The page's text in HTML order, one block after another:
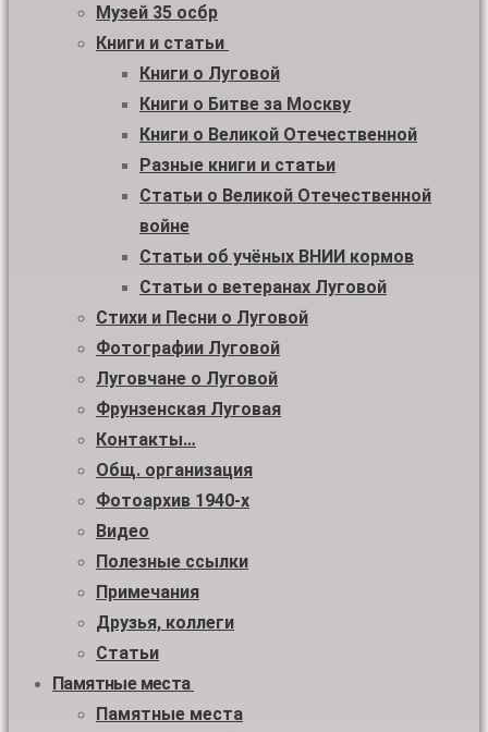
Музей 35 осбр
Книги и статьи
Книги о Луговой
Книги о Битве за Москву
Книги о Великой Отечественной
Разные книги и статьи
Статьи о Великой Отечественной
войне
Статьи об учёных ВНИИ кормов
Статьи о ветеранах Луговой
Стихи и Песни о Луговой
Фотографии Луговой
Луговчане о Луговой
Фрунзенская Луговая
Контакты…
Общ. организация
Фотоархив 1940-х
Видео
Полезные ссылки
Примечания
Друзья, коллеги
Статьи
Памятные места
Памятные места